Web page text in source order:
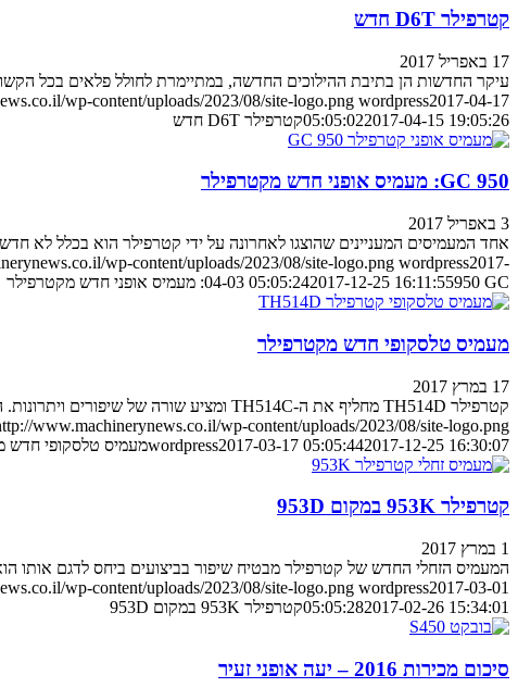
קטרפילר D6T חדש
17 באפריל 2017
עיקר החדשות הן בתיבת ההילוכים החדשה, במתיימרת לחולל פלאים בכל
wp-content/uploads/2023/08/site-logo.png wordpress2017-04-17
05:05:022017-04-15 19:05:26 קטרפילר D6T חדש
950 GC: מעמיס אופני חדש מקטרפילר
3 באפריל 2017
אחד המעמיסים המעניינים שהוצגו לאחרונה על ידי קטרפילר הוא בכלל לא
wp-content/uploads/2023/08/site-logo.png wordpress2017-
04-03 05:05:242017-12-25 16:11:55950 GC: מעמיס אופני חדש מקטרפילר
מעמיס טלסקופי חדש מקטרפילר
17 במרץ 2017
קטרפילר TH514D מחליף את ה-TH514C ומציע שורה של שיפורים ויתרונות. הנה הפרטים
www.machinerynews.co.il/wp-content/uploads/2023/08/site-logo.png
wordpress2017-03-17 05:05:442017-12-25 16:30:07 מעמיס טלסקופי חדש
קטרפילר 953K במקום 953D
1 במרץ 2017
המעמיס הזחלי החדש של קטרפילר מבטיח שיפור בביצועים ביחס לדגם אותו
wp-content/uploads/2023/08/site-logo.png wordpress2017-03-01
05:05:282017-02-26 15:34:01 קטרפילר 953K במקום 953D
סיכום מכירות 2016 – יעה אופני זעיר